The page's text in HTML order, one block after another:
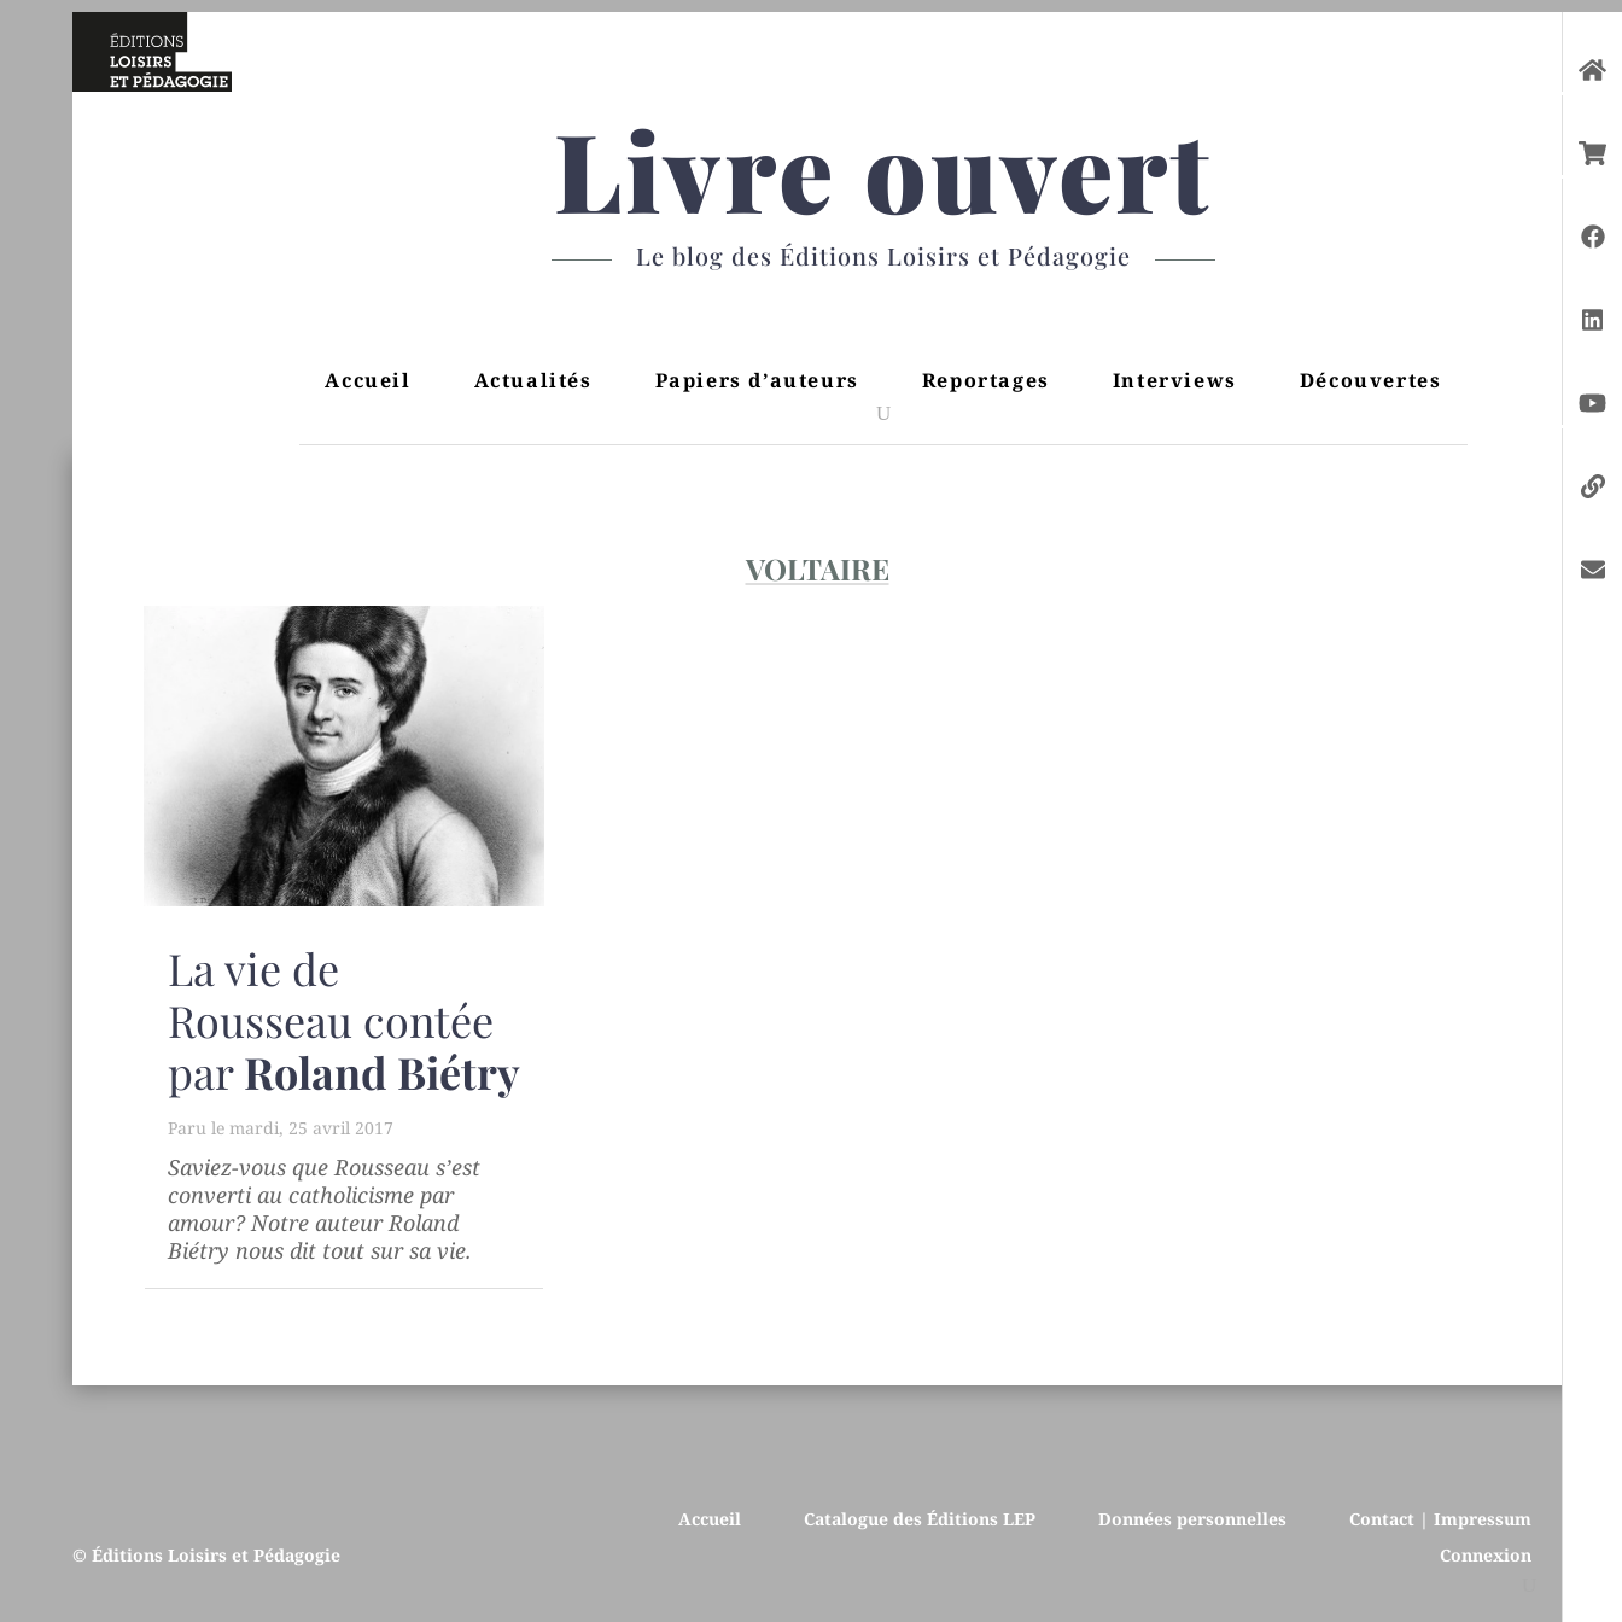
Livre ouvert
Le blog des Éditions Loisirs et Pédagogie
Accueil Actualités Papiers d’auteurs Reportages Interviews Découvertes
VOLTAIRE
La vie de
Rousseau contée
parRoland Biétry
mardi, 25 avril 2017
Saviez-vous que Rousseau s’est
converti au catholicisme par
amour? Notre auteur Roland
Biétry nous dit tout sur sa vie.
© Éditions Loisirs et Pédagogie
Accueil Catalogue des Éditions LEP Données personnelles
Contact | Impressum
Connexion